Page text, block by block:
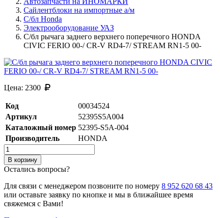
Сайлентблоки на импортные а/м
С/бл Honda
Электрооборудование УАЗ
С/бл рычага заднего верхнего поперечного HONDA
CIVIC FERIO 00-/ CR-V RD4-7/ STREAM RN1-5 00-
Цена: 2300
Код
00034524
Артикул
52395S5A004
Каталожный номер 52395-S5A-004
Производитель
HONDA
В корзину
Остались вопросы?
Для связи с менеджером позвоните по номеру 8 952 620 68 43
или оставьте заявку по кнопке и мы в ближайшее время
свяжемся с Вами!